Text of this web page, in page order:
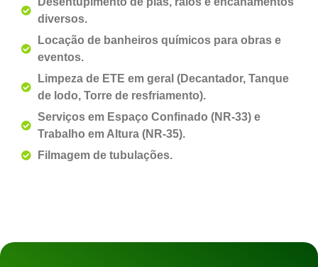
diversos.
Locação de banheiros químicos para obras e
eventos.
Limpeza de ETE em geral (Decantador, Tanque
de lodo, Torre de resfriamento).
Serviços em Espaço Confinado (NR-33) e
Trabalho em Altura (NR-35).
Filmagem de tubulações.